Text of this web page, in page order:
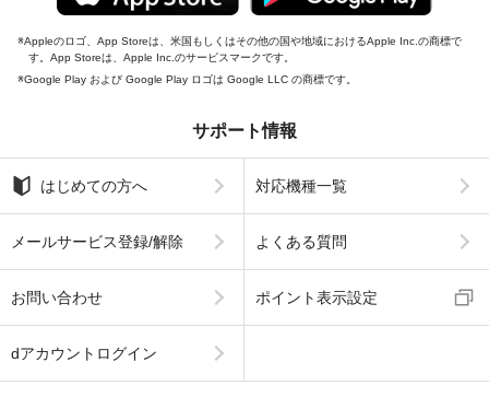
Appleのロゴ、App Storeは、米国もしくはその他の国や地域におけるApple Inc.の商標で
す。App Storeは、Apple Inc.のサービスマークです。
Google Play および Google Play ロゴは Google LLC の商標です。
サポート情報
はじめての方へ 対応機種一覧
メールサービス登録/解除 よくある質問
お問い合わせ ポイント表示設定
dアカウントログイン